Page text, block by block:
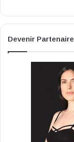
Devenir Partenaire